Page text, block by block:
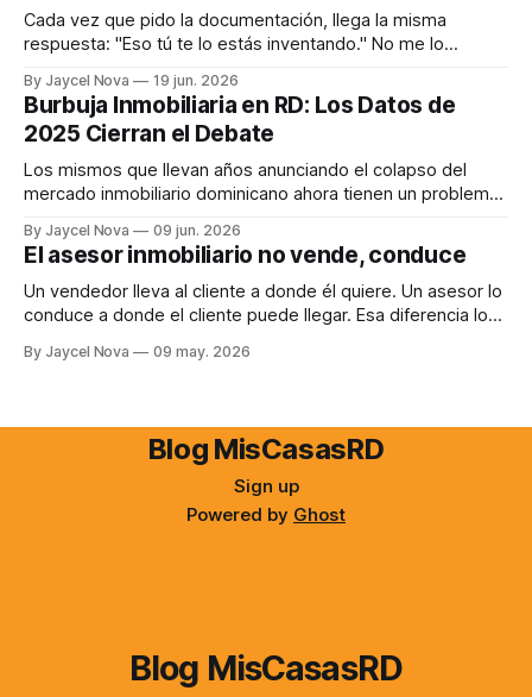
Cada vez que pido la documentación, llega la misma
respuesta: "Eso tú te lo estás inventando." No me lo
By Jaycel Nova 19 jun. 2026
Burbuja Inmobiliaria en RD: Los Datos de
2025 Cierran el Debate
Los mismos que llevan años anunciando el colapso del
mercado inmobiliario dominicano ahora tienen un problema:
By Jaycel Nova 09 jun. 2026
El asesor inmobiliario no vende, conduce
Un vendedor lleva al cliente a donde él quiere. Un asesor lo
conduce a donde el cliente puede llegar. Esa diferencia lo
By Jaycel Nova 09 may. 2026
Blog MisCasasRD
Sign up
Powered by Ghost
Blog MisCasasRD